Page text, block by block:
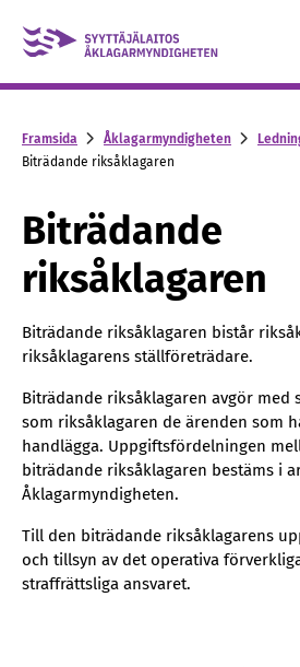
Skip to content -saavutettavuusohje
Framsida Åklagarmyndigheten
Biträdande riksåklagaren
Biträdande
riksåklagaren
Biträdande riksåklagaren bistår
riksåklagarens ställföreträdare.
Biträdande riksåklagaren avgör med
som riksåklagaren de ärenden som
handlägga. Uppgiftsfördelningen
biträdande riksåklagaren bestäms i
Åklagarmyndigheten.
Till den biträdande riksåklagarens
och tillsyn av det operativa
straffrättsliga ansvaret.